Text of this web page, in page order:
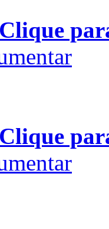
Clique
Clique